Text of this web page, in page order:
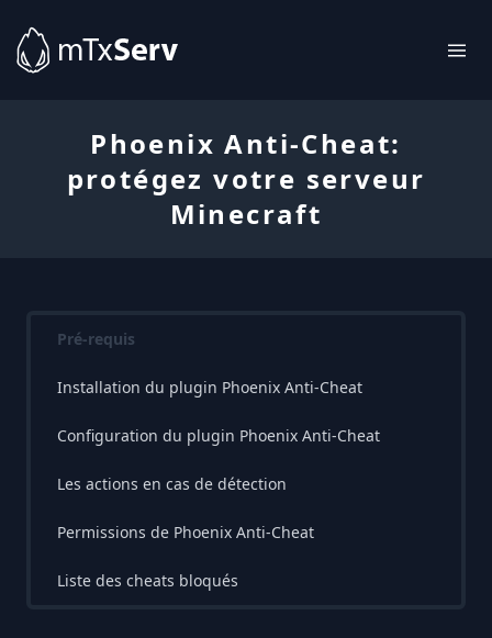
Phoenix Anti-Cheat:
protégez votre serveur
Minecraft
Pré-requis
Installation du plugin Phoenix Anti-Cheat
Configuration du plugin Phoenix Anti-Cheat
Les actions en cas de détection
Permissions de Phoenix Anti-Cheat
Liste des cheats bloqués